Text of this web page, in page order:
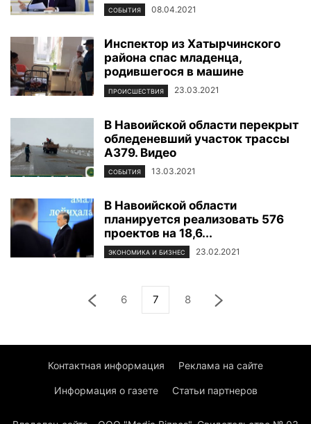
СОБЫТИЯ 08.04.2021
Инспектор из Хатырчинского
района спас младенца,
родившегося в машине
ПРОИСШЕСТВИЯ 23.03.2021
В Навоийской области перекрыт
обледеневший участок трассы
А379. Видео
СОБЫТИЯ 13.03.2021
В Навоийской области
планируется реализовать 576
проектов на 18,6...
ЭКОНОМИКА И БИЗНЕС 23.02.2021
6 7 8
Контактная информация Реклама на сайте
Информация о газете Статьи партнеров